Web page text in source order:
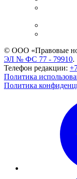
© ООО «Правовые
ЭЛ № ФС 77 - 79910.
Телефон редакции:
Политика
Политика